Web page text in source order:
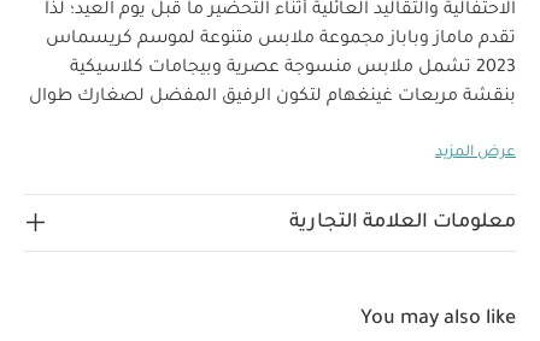
الاحتفالية والتقاليد العائلية أثناء التحضير ما قبل يوم العيد؛ لذا
تقدم ماماز وباباز مجموعة ملابس متنوعة لموسم كريسماس
2023 تشمل ملابس منسوجة عصرية وبيجامات كلاسيكية
بنقشة مربعات غينغهام لتكون الرفيق المفضل لصغارك طوال
الكريسماس ثم ارتداء البيجامات المماثلة أثناء فتح صناديق
مع طفلك.
تعد هذه البيجاما بنقشة مربعات خيارًا كلاسيكيًا
بنقشة مربعات مماثلة وحزام خصر مطاطي لينعم بإطلالة مريحة
عرض المزيد
معلومات العلامة التجارية
You may also like